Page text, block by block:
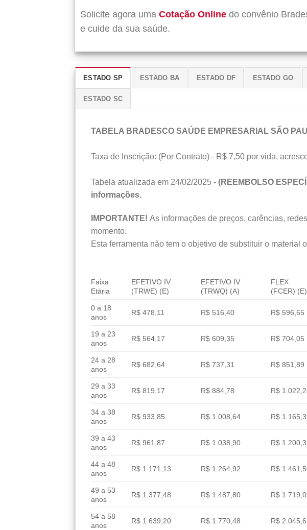
Solicite agora uma Cotação Online do convênio
e cuide da sua saúde.
ESTADO SP ESTADO BA ESTADO DF ESTADO GO
ESTADO SC
TABELA BRADESCO SAÚDE EMPRESARIAL SÃO
Taxa de Inscrição: (Por Contrato) - R$ 7,50 por vida,
Tabela atualizada em 24/02/2025 - (REEMBOLSO
informações.
IMPORTANTE! As informações de preços, carências,
momento.
Esta ferramenta não tem o objetivo de substituir o
Faixa
Etária
EFETIVO IV
(TRWE) (E)
EFETIVO IV
(TRWQ) (A)
FLEX
(FCER) (E)
0 a 18
anos
R$ 478,11 R$ 516,40 R$ 596,65
19 a 23
anos
R$ 564,17 R$ 609,35 R$ 704,05
24 a 28
anos
R$ 682,64 R$ 737,31 R$ 851,89
29 a 33
anos
R$ 819,17 R$ 884,78 R$
34 a 38
anos
R$ 933,85 R$ 1.008,64 R$
39 a 43
anos
R$ 961,87 R$ 1.038,90 R$
44 a 48
anos
R$ 1.171,13 R$ 1.264,92 R$
49 a 53
anos
R$ 1.377,48 R$ 1.487,80 R$
54 a 58
anos
R$ 1.639,20 R$ 1.770,48 R$